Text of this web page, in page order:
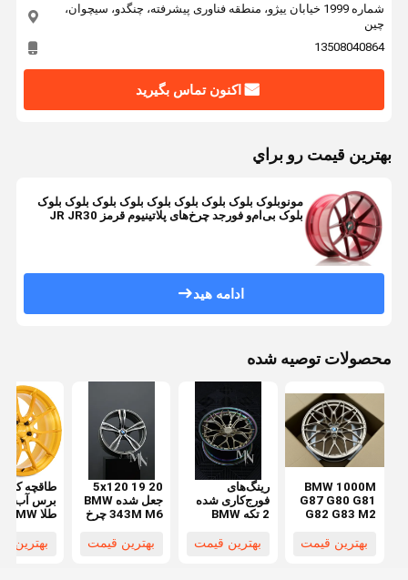
شماره 1999 خیابان ییژو، منطقه فناوری پیشرفته، چنگدو، سیچوان،
چین
13508040864
اکنون تماس بگیرید
بهترين قيمت رو براي
مونوبلوک بلوک بلوک بلوک بلوک بلوک بلوک بلوک بلوک
بلوک بی‌ام‌و فورجد چرخ‌های پلاتینیوم قرمز JR JR30
ادامه هید
محصولات توصیه شده
BMW 1000M
G87 G80 G81
G82 G83 M2
های کاملاً جعل
شده
بهترین قیمت
رینگ‌های
فورج‌کاری شده
2 تکه BMW
F83 F90 M2
M3 M4 M5
بهترین قیمت
5x120 19 20
جعل شده BMW
343M M6 چرخ
برای فروش
بهترین قیمت
طاقچه
برس آب
بهترین